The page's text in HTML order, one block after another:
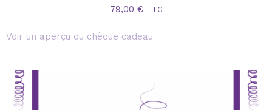
79,00 € TTC
Voir un aperçu du chèque cadeau